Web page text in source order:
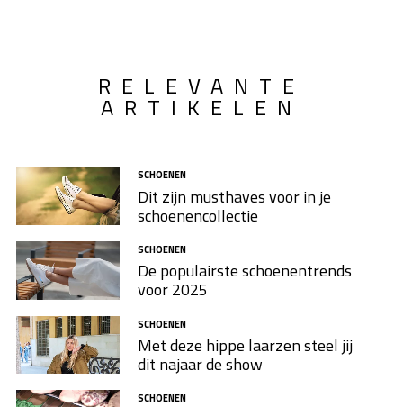
RELEVANTE
ARTIKELEN
SCHOENEN
Dit zijn musthaves voor in je
schoenencollectie
SCHOENEN
De populairste schoenentrends
voor 2025
SCHOENEN
Met deze hippe laarzen steel jij
dit najaar de show
SCHOENEN